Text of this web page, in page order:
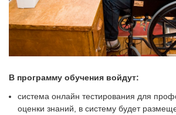
В программу обучения войдут:
система онлайн тестирования для
оценки знаний, в систему будет